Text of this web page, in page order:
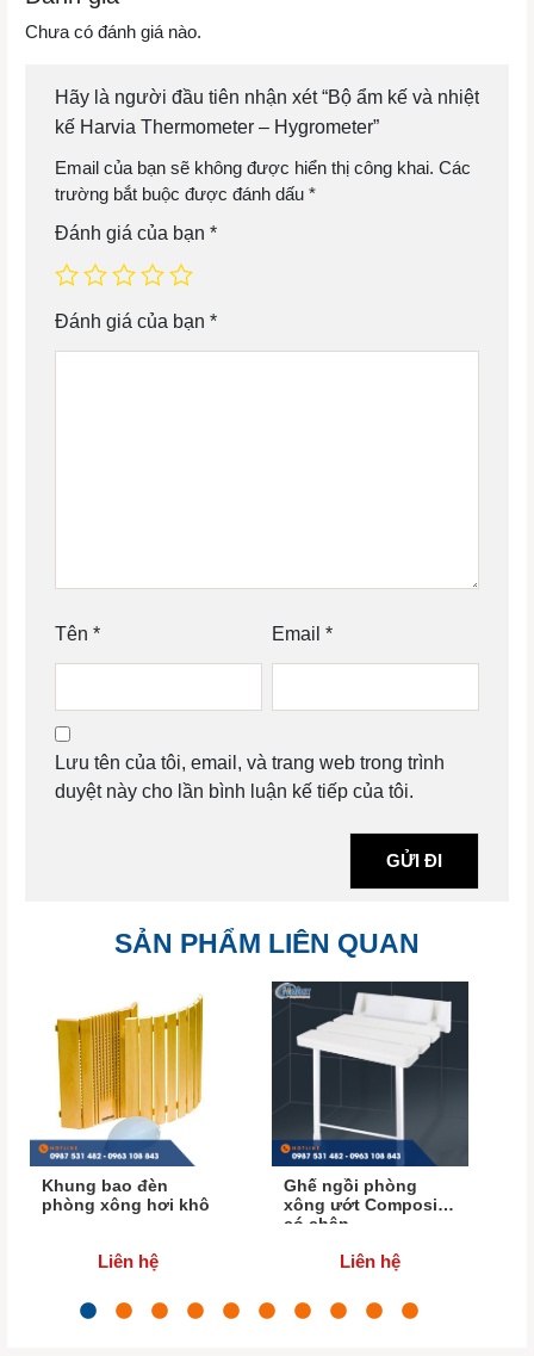
Chưa có đánh giá nào.
Hãy là người đầu tiên nhận xét “Bộ ẩm kế và nhiệt
kế Harvia Thermometer – Hygrometer”
Email của bạn sẽ không được hiển thị công khai. Các
trường bắt buộc được đánh dấu *
Đánh giá của bạn *
Đánh giá của bạn *
Tên * Email *
Lưu tên của tôi, email, và trang web trong trình
duyệt này cho lần bình luận kế tiếp của tôi.
SẢN PHẨM LIÊN QUAN
Khung bao đèn
phòng xông hơi khô
Liên hệ
Ghế ngồi phòng
xông ướt Composite
có chân
Liên hệ